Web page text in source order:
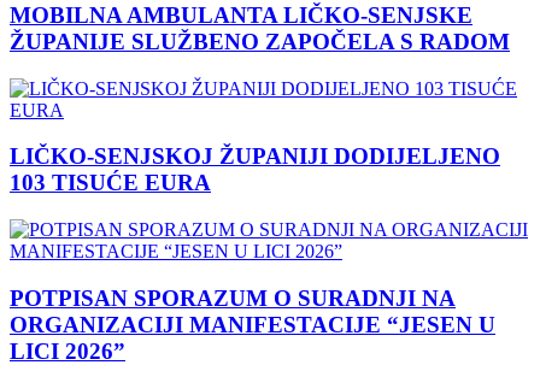
MOBILNA AMBULANTA LIČKO-SENJSKE
ŽUPANIJE SLUŽBENO ZAPOČELA S RADOM
LIČKO-SENJSKOJ ŽUPANIJI DODIJELJENO
103 TISUĆE EURA
POTPISAN SPORAZUM O SURADNJI NA
ORGANIZACIJI MANIFESTACIJE “JESEN U
LICI 2026”